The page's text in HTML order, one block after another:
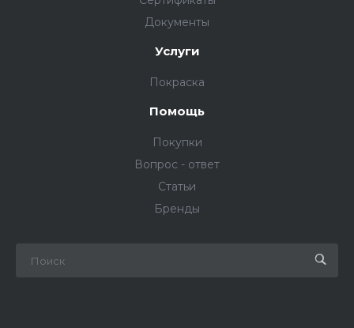
Документы
Услуги
Покраска
Помощь
Покупки
Вопрос - ответ
Статьи
Бренды